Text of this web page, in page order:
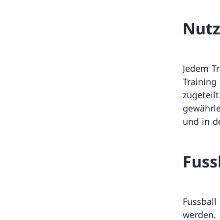
Jedem
Training
und in
werden.